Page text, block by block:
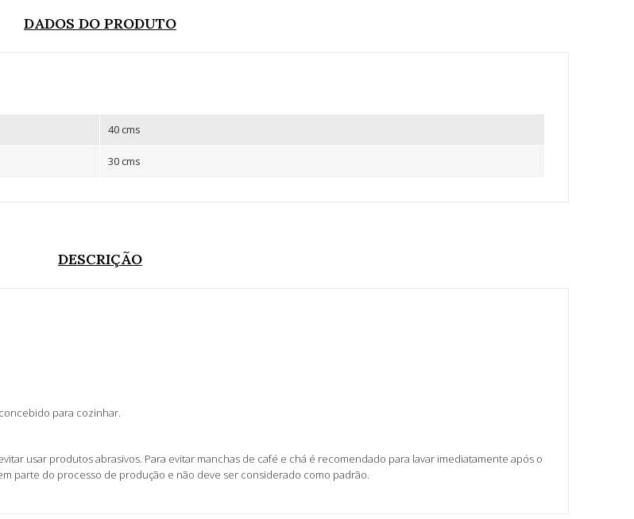
DADOS DO PRODUTO
40 cms
30 cms
DESCRIÇÃO
para cozinhar.
usar produtos abrasivos. Para evitar manchas de café e chá é recomendado para lavar imediatamente após o
parte do processo de produção e não deve ser considerado como padrão.